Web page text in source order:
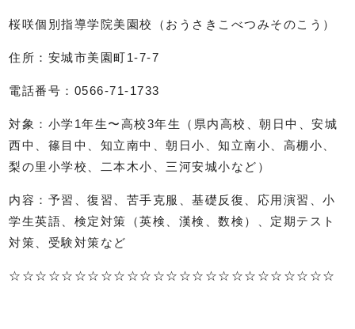
桜咲個別指導学院美園校（おうさきこべつみそのこう）
住所：安城市美園町1-7-7
電話番号： 0566-71-1733
対象：小学1年生〜高校3年生（県内高校、朝日中、安城
西中、篠目中、知立南中、朝日小、知立南小、高棚小、
梨の里小学校、二本木小、三河安城小など）
内容：予習、復習、苦手克服、基礎反復、応用演習、小
学生英語、検定対策（英検、漢検、数検）、定期テスト
対策、受験対策など
☆☆☆☆☆☆☆☆☆☆☆☆☆☆☆☆☆☆☆☆☆☆☆☆☆